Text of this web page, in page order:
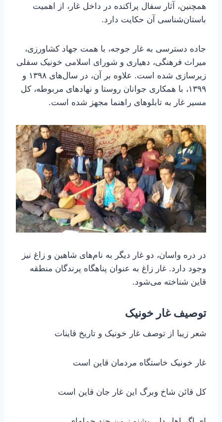
همچنین، آثار سفال پراکنده در داخل غار، از اهمیت
باستان‌شناسی آن حکایت دارد.
جاده دسترسی به غار جوجه، با همت جهاد کشاورزی،
میراث فرهنگی، دهیاری و شورای اسلامی خونیک سفلی
زیرسازی شده است. علاوه بر آن، در سال‌های ۱۳۹۸ و
۱۳۹۹، با همکاری جوانان روستا و نهادهای مربوطه، کل
مسیر غار به تابلوهای راهنما مجهز شده است.
در دره واسان، دو غار دیگر به نام‌های شاهین و زاغ نیز
وجود دارد. غار زاغ به عنوان پناهگاه پرندگان منطقه
قاین شناخته می‌شود.
توصیف غار خونیک
شعر زیبا از توصف غار خونیک و تاریخ قاینات
غار خونیک خاستگاه مردمان قاین است
کل قائن شاخ وبرگ این غار جان قاین است